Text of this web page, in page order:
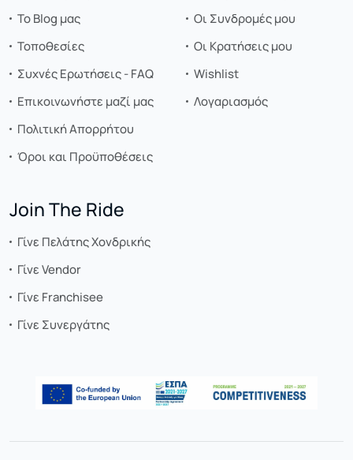
Το Blog μας
Τοποθεσίες
Συχνές Ερωτήσεις - FAQ
Επικοινωνήστε μαζί μας
Πολιτική Απορρήτου
Όροι και Προϋποθέσεις
Οι Συνδρομές μου
Οι Κρατήσεις μου
Wishlist
Λογαριασμός
Join The Ride
Γίνε Πελάτης Χονδρικής
Γίνε Vendor
Γίνε Franchisee
Γίνε Συνεργάτης